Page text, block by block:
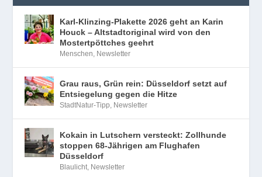
Karl-Klinzing-Plakette 2026 geht an Karin
Houck – Altstadtoriginal wird von den
Mostertpöttches geehrt
Menschen, Newsletter
Grau raus, Grün rein: Düsseldorf setzt auf
Entsiegelung gegen die Hitze
StadtNatur-Tipp, Newsletter
Kokain in Lutschern versteckt: Zollhunde
stoppen 68-Jährigen am Flughafen
Düsseldorf
Blaulicht, Newsletter